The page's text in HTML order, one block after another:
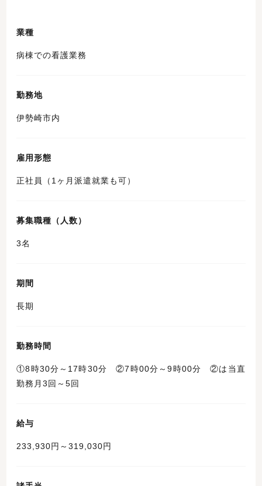
業種
病棟での看護業務
勤務地
伊勢崎市内
雇用形態
正社員（1ヶ月派遣就業も可）
募集職種（人数）
3名
期間
長期
勤務時間
①8時30分～17時30分 ②7時00分～9時00分 ②は当直
勤務月3回～5回
給与
233,930円～319,030円